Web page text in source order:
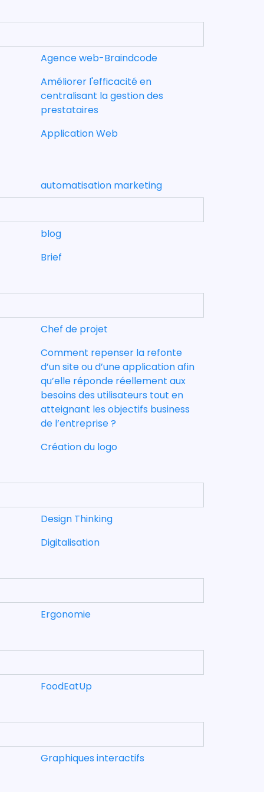
Agence web-Braindcode
Améliorer l'efficacité en
centralisant la gestion des
prestataires
Application Web
automatisation marketing
blog
Brief
Chef de projet
Comment repenser la refonte
d’un site ou d’une application afin
qu’elle réponde réellement aux
besoins des utilisateurs tout en
atteignant les objectifs business
de l’entreprise ?
Création du logo
Design Thinking
Digitalisation
Ergonomie
FoodEatUp
Graphiques interactifs